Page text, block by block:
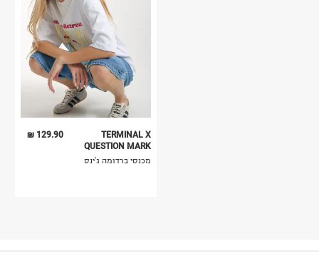
129.90 ₪
TERMINAL X
QUESTION MARK
מכנסי ברדומה ג'ינס